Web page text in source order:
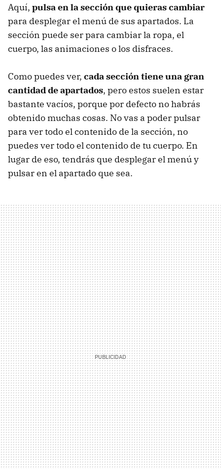
Aquí, pulsa en la sección que quieras cambiar
para desplegar el menú de sus apartados. La
sección puede ser para cambiar la ropa, el
cuerpo, las animaciones o los disfraces.
Como puedes ver, cada sección tiene una gran
cantidad de apartados, pero estos suelen estar
bastante vacíos, porque por defecto no habrás
obtenido muchas cosas. No vas a poder pulsar
para ver todo el contenido de la sección, no
puedes ver todo el contenido de tu cuerpo. En
lugar de eso, tendrás que desplegar el menú y
pulsar en el apartado que sea.